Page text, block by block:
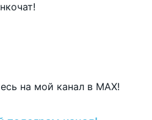
на мой канал в MAX!